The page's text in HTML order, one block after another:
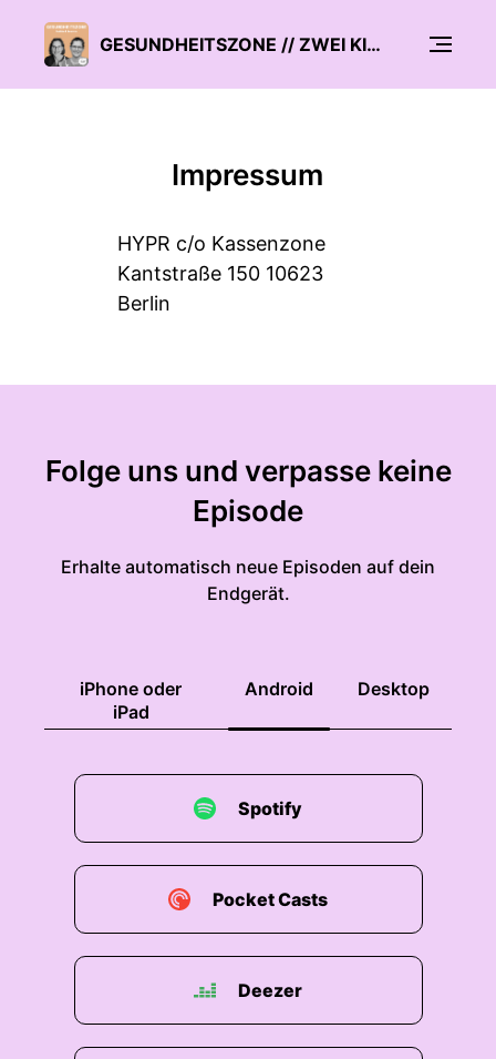
GESUNDHEITSZONE // ZWEI KINDERÄRZTE ÜBER PROBLEME UND LÖSUNGEN IN IHREM JOB
Impressum
HYPR c/o Kassenzone
Kantstraße 150 10623
Berlin
Folge uns und verpasse keine
Episode
Erhalte automatisch neue Episoden auf dein
Endgerät.
iPhone oder
iPad
Android Desktop
Spotify
Pocket Casts
Deezer